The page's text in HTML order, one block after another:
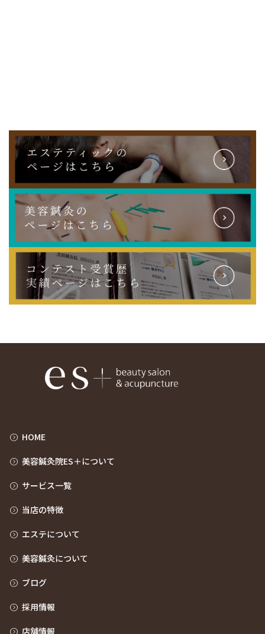
HOME
美容鍼灸院ES＋について
サービス一覧
当店の特徴
エステについて
美容鍼灸について
ブログ
採用情報
店舗情報